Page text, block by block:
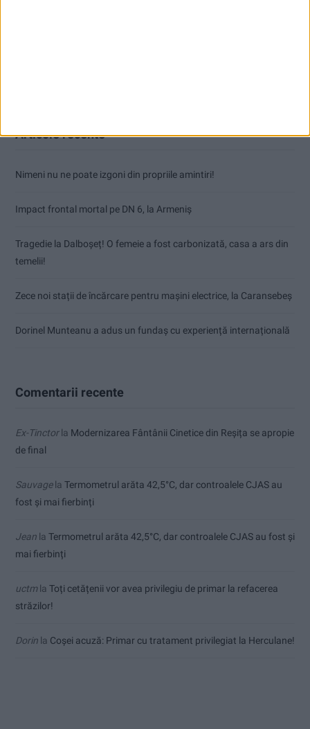
Articole recente
Nimeni nu ne poate izgoni din propriile amintiri!
Impact frontal mortal pe DN 6, la Armeniș
Tragedie la Dalboşeț! O femeie a fost carbonizată, casa a ars din
temelii!
Zece noi stații de încărcare pentru mașini electrice, la Caransebeș
Dorinel Munteanu a adus un fundaș cu experiență internațională
Comentarii recente
Ex-Tinctorla Modernizarea Fântânii Cinetice din Reșița se apropie
de final
Sauvagela Termometrul arăta 42,5°C, dar controalele CJAS au
fost și mai fierbinți
Jean la Termometrul arăta 42,5°C, dar controalele CJAS au fost și
mai fierbinți
uctmla Toți cetățenii vor avea privilegiu de primar la refacerea
străzilor!
Dorin la Coșei acuză: Primar cu tratament privilegiat la Herculane!